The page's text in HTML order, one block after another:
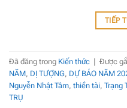
TIẾP
Đã đăng trong Kiến thức | Được
NĂM, DỊ TƯỢNG, DỰ BÁO NĂM
Nguyễn Nhật Tâm, thiền tài, Trạng
TRỤ